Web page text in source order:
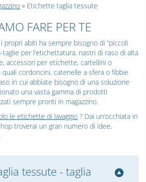
» Etichette taglia tessute
FARE PER TE
propri abiti ha sempre bisogno di “piccoli
per l’etichettatura, nastri di raso di alta
accessori per etichette, cartellini o
cordoncini, catenelle a sfera o fibbie
in cui abbiate bisogno di una soluzione
una vasta gamma di prodotti
sempre pronti in magazzino.
le etichette di lavaggio ? Dai un’occhiata in
troverai un gran numero di idee,
tessute - taglia